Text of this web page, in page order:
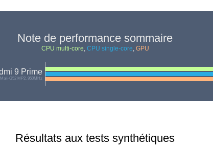
Note de performance sommaire
CPU multi-core, CPU single-core, GPU
9 Prime
G52 MP2, 950MHz
Résultats aux tests synthétiques